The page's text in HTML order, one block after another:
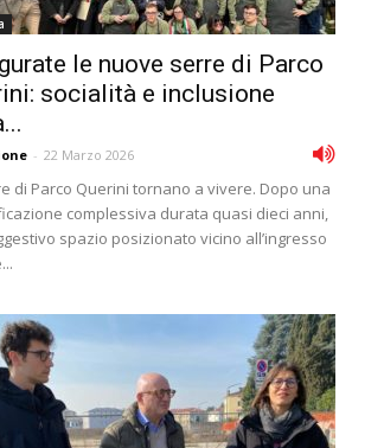
le nuove serre di Parco
socialità e inclusione
- 22 Marzo 2026
di Parco Querini tornano a vivere. Dopo una
complessiva durata quasi dieci anni,
spazio posizionato vicino all’ingresso